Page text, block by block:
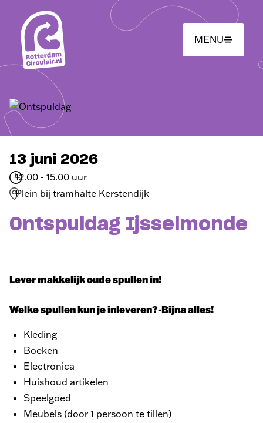
hoofdinhoud
MENU
13 juni 2026
12.00 - 15.00 uur
Plein bij tramhalte Kerstendijk
Ontspuldag Ijsselmonde
Lever makkelijk oude spullen in!
Welke spullen kun je inleveren?-Bijna alles!
Kleding
Boeken
Electronica
Huishoud artikelen
Speelgoed
Meubels (door 1 persoon te tillen)